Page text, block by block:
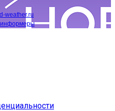
weather.ru
информеры